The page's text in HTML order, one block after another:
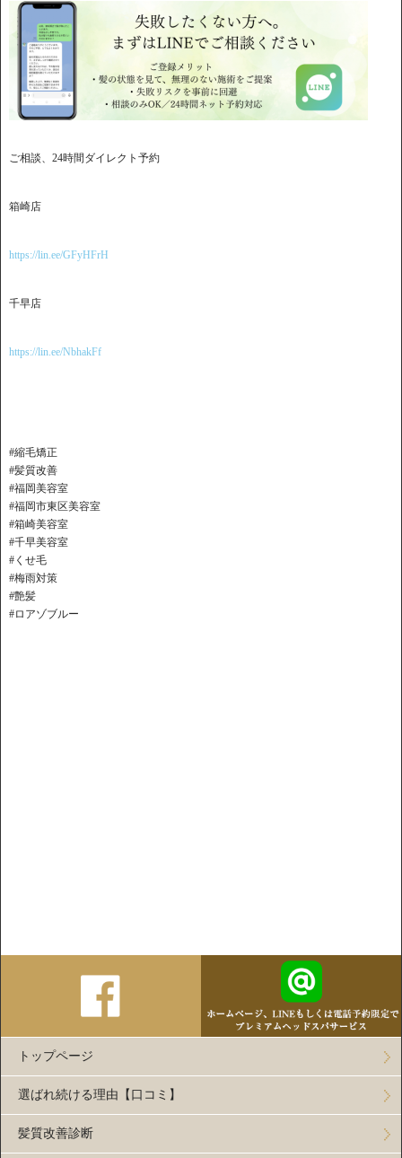
ご相談、24時間ダイレクト予約
箱崎店
https://lin.ee/GFyHFrH
千早店
https://lin.ee/NbhakFf
#縮毛矯正
#髪質改善
#福岡美容室
#福岡市東区美容室
#箱崎美容室
#千早美容室
#くせ毛
#梅雨対策
#艶髪
#ロアゾブルー
トップページ
選ばれ続ける理由【口コミ】
髪質改善診断